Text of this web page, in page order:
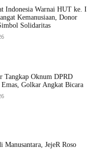
Indonesia Warnai HUT ke. I
Kemanusiaan, Donor
Solidaritas
Tangkap Oknum DPRD
Golkar Angkat Bicara
Manusantara, JejeR Roso